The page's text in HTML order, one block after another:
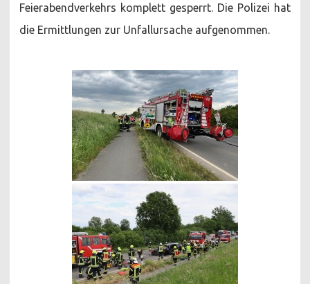
Feierabendverkehrs komplett gesperrt. Die Polizei hat
die Ermittlungen zur Unfallursache aufgenommen.